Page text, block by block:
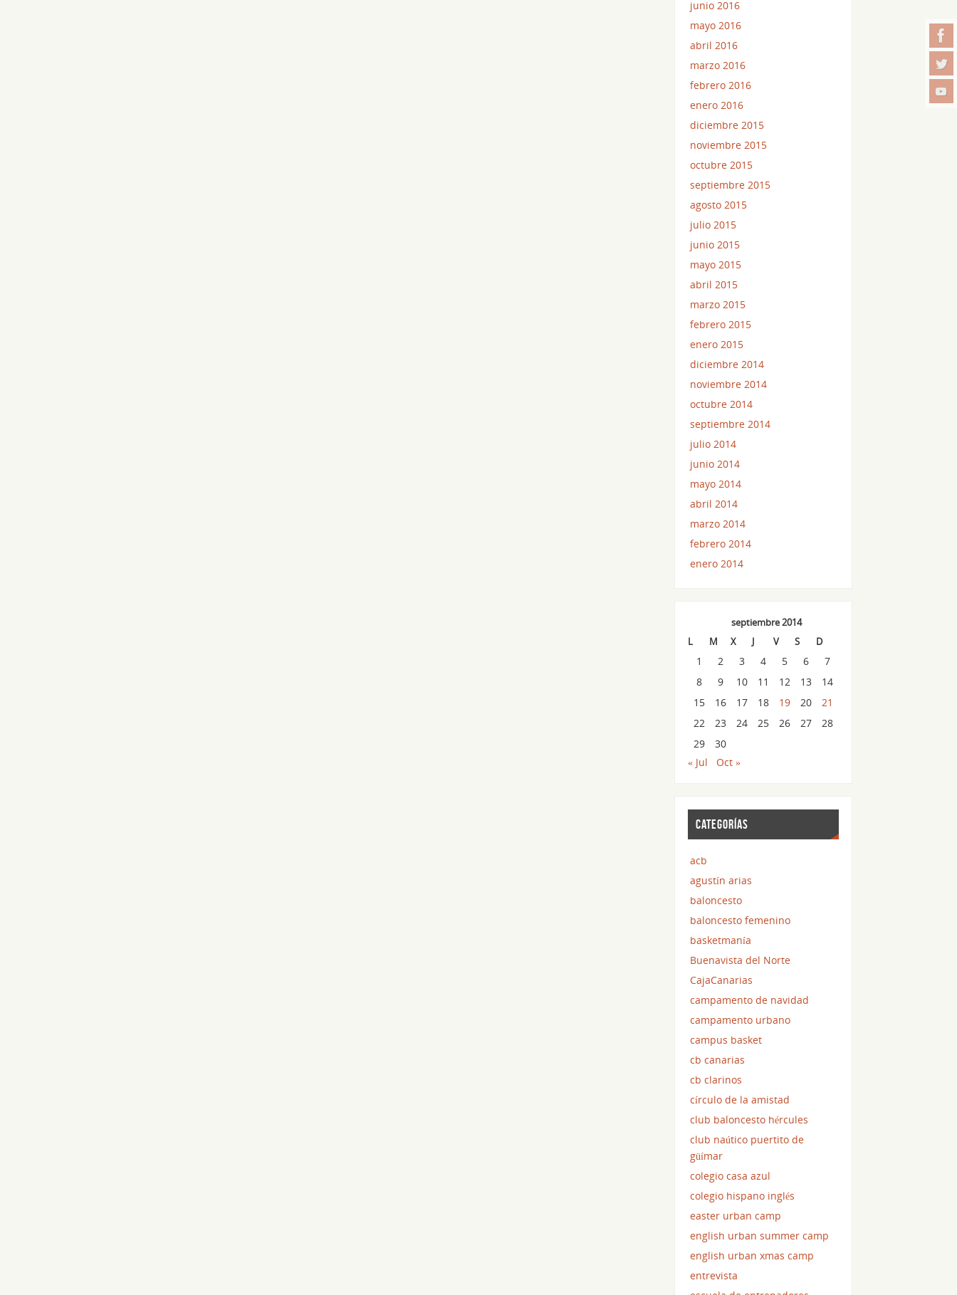
junio 2016
mayo 2016
abril 2016
marzo 2016
febrero 2016
enero 2016
diciembre 2015
noviembre 2015
octubre 2015
septiembre 2015
agosto 2015
julio 2015
junio 2015
mayo 2015
abril 2015
marzo 2015
febrero 2015
enero 2015
diciembre 2014
noviembre 2014
octubre 2014
septiembre 2014
julio 2014
junio 2014
mayo 2014
abril 2014
marzo 2014
febrero 2014
enero 2014
septiembre 2014
L
M X J V S D
1 2 3 4 5 6
7
8
9 10 11 12 13
14
15
16 17 18 19 20
21
22
23 24 25 26 27
28
29
30
« Jul
Oct »
CATEGORÍAS
acb
agustín arias
baloncesto
baloncesto femenino
basketmanía
Buenavista del Norte
CajaCanarias
campamento de navidad
campamento urbano
campus basket
cb canarias
cb clarinos
círculo de la amistad
club baloncesto hércules
club naútico puertito de
güímar
colegio casa azul
colegio hispano inglés
easter urban camp
english urban summer camp
english urban xmas camp
entrevista